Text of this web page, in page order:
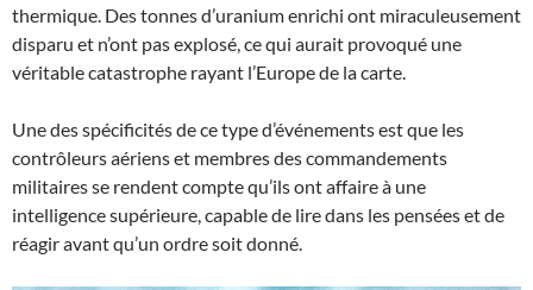
thermique. Des tonnes d’uranium enrichi ont miraculeusement
disparu et n’ont pas explosé, ce qui aurait provoqué une
véritable catastrophe rayant l’Europe de la carte.
Une des spécificités de ce type d’événements est que les
contrôleurs aériens et membres des commandements
militaires se rendent compte qu’ils ont affaire à une
intelligence supérieure, capable de lire dans les pensées et de
réagir avant qu’un ordre soit donné.